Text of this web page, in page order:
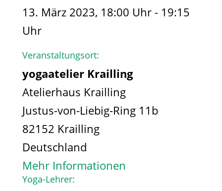
13. März 2023, 18:00 Uhr - 19:15
Uhr
Veranstaltungsort:
yogaatelier Krailling
Atelierhaus Krailling
Justus-von-Liebig-Ring 11b
82152 Krailling
Deutschland
Mehr Informationen
Yoga-Lehrer: